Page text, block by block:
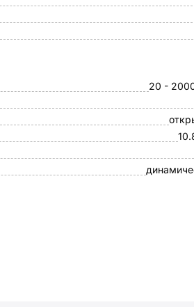
20 -